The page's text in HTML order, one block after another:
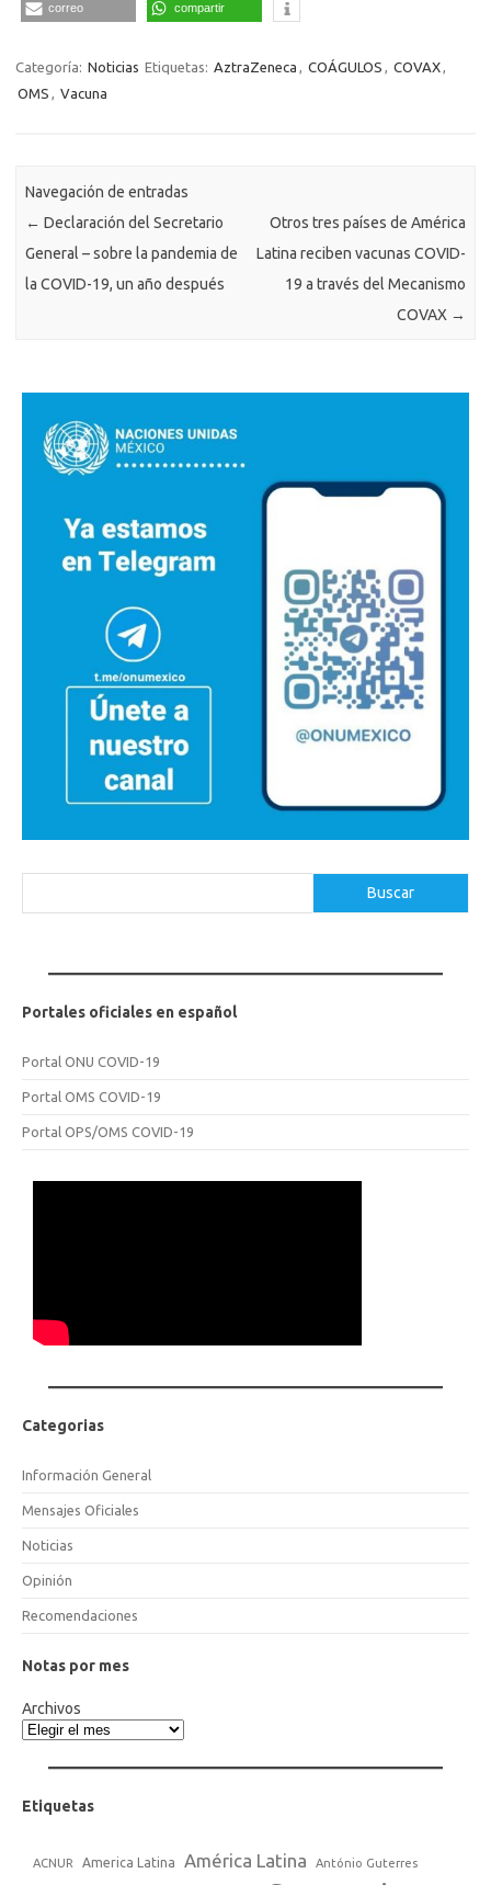
correo compartir
Categoría: Noticias Etiquetas: AztraZeneca , COÁGULOS , COVAX,
OMS , Vacuna
Navegación de entradas
← Declaración del Secretario
General – sobre la pandemia de
la COVID-19, un año después
Otros tres países de América
Latina reciben vacunas COVID-
19 a través del Mecanismo
COVAX →
Buscar
Portales oficiales en español
Portal ONU COVID-19
Portal OMS COVID-19
Portal OPS/OMS COVID-19
Categorias
Información General
Mensajes Oficiales
Noticias
Opinión
Recomendaciones
Notas por mes
Archivos
Etiquetas
ACNUR America Latina América Latina António Guterres